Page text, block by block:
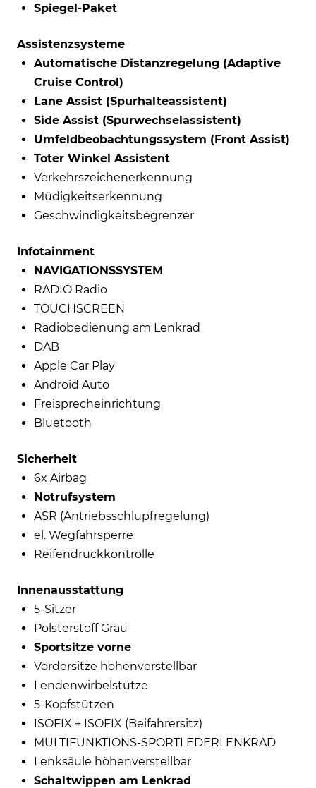
Spiegel-Paket
Assistenzsysteme
Automatische Distanzregelung (Adaptive
Cruise Control)
Lane Assist (Spurhalteassistent)
Side Assist (Spurwechselassistent)
Umfeldbeobachtungssystem (Front Assist)
Toter Winkel Assistent
Verkehrszeichenerkennung
Müdigkeitserkennung
Geschwindigkeitsbegrenzer
Infotainment
NAVIGATIONSSYSTEM
RADIO Radio
TOUCHSCREEN
Radiobedienung am Lenkrad
DAB
Apple Car Play
Android Auto
Freisprecheinrichtung
Bluetooth
Sicherheit
6x Airbag
Notrufsystem
ASR (Antriebsschlupfregelung)
el. Wegfahrsperre
Reifendruckkontrolle
Innenausstattung
5-Sitzer
Polsterstoff Grau
Sportsitze vorne
Vordersitze höhenverstellbar
Lendenwirbelstütze
5-Kopfstützen
ISOFIX + ISOFIX (Beifahrersitz)
MULTIFUNKTIONS-SPORTLEDERLENKRAD
Lenksäule höhenverstellbar
Schaltwippen am Lenkrad